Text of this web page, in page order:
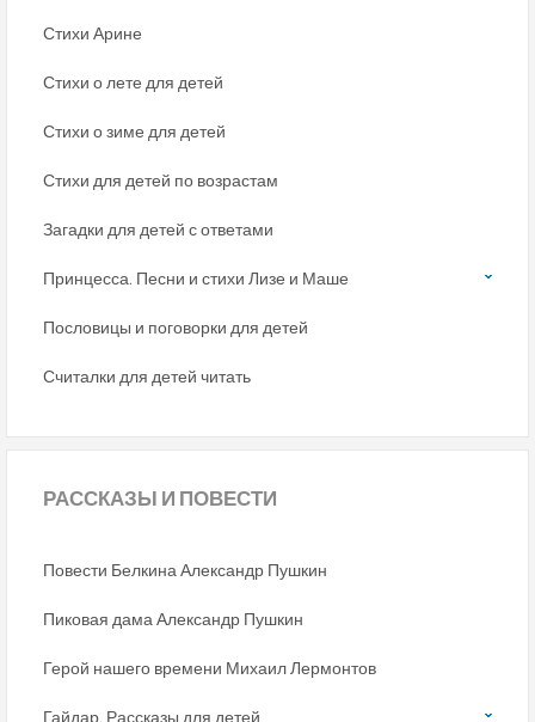
Стихи Арине
Стихи о лете для детей
Стихи о зиме для детей
Стихи для детей по возрастам
Загадки для детей с ответами
Принцесса. Песни и стихи Лизе и Маше
Пословицы и поговорки для детей
Считалки для детей читать
РАССКАЗЫ И ПОВЕСТИ
Повести Белкина Александр Пушкин
Пиковая дама Александр Пушкин
Герой нашего времени Михаил Лермонтов
Гайдар. Рассказы для детей